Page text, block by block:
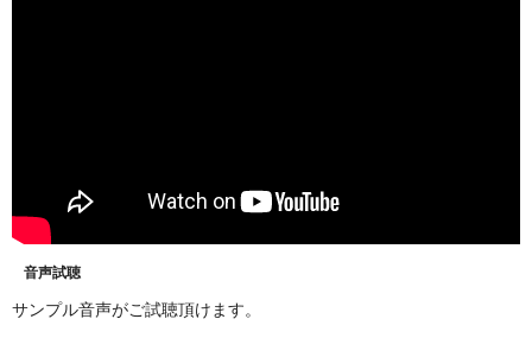
音声試聴
サンプル音声がご試聴頂けます。